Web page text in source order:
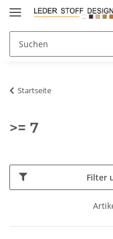
Startseite
>= 7
Filter